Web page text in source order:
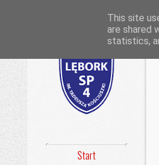
Start
This site
are shared
statistics,